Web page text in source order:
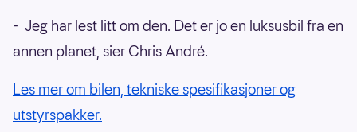
- Jeg har lest litt om den. Det er jo en luksusbil fra en
annen planet, sier Chris André.
Les mer om bilen, tekniske spesifikasjoner og
utstyrspakker.